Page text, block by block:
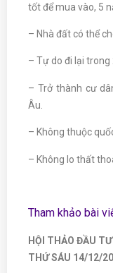
tốt để mua vào, 5
– Nhà đất có thể
– Tự do đi lại trong
– Trở thành cư
Âu.
– Không thuộc
– Không lo thất
Tham khảo bài
HỘI THẢO ĐẦU
THỨ SÁU 14/12/